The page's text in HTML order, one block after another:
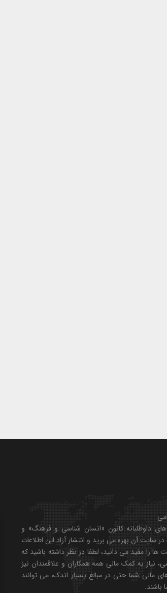
های داوطلبانه کانون «انسان شناسی و فرهنگ» و
سایت آن بهره می برید و انتشار آزاد این اطلاعات
ها را مفید می دانید، لطفا در نظر داشته باشید که
نیاز به کمک مالی همه همکاران و علاقمندان نیز
مالی شما حتی در مبالغ بسیار اندک، می توانند
باشند.